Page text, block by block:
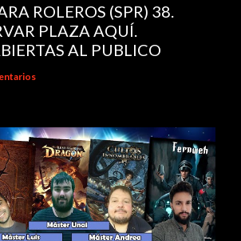
ROLEROS (SPR) 38.
PLAZA AQUÍ.
AL PUBLICO